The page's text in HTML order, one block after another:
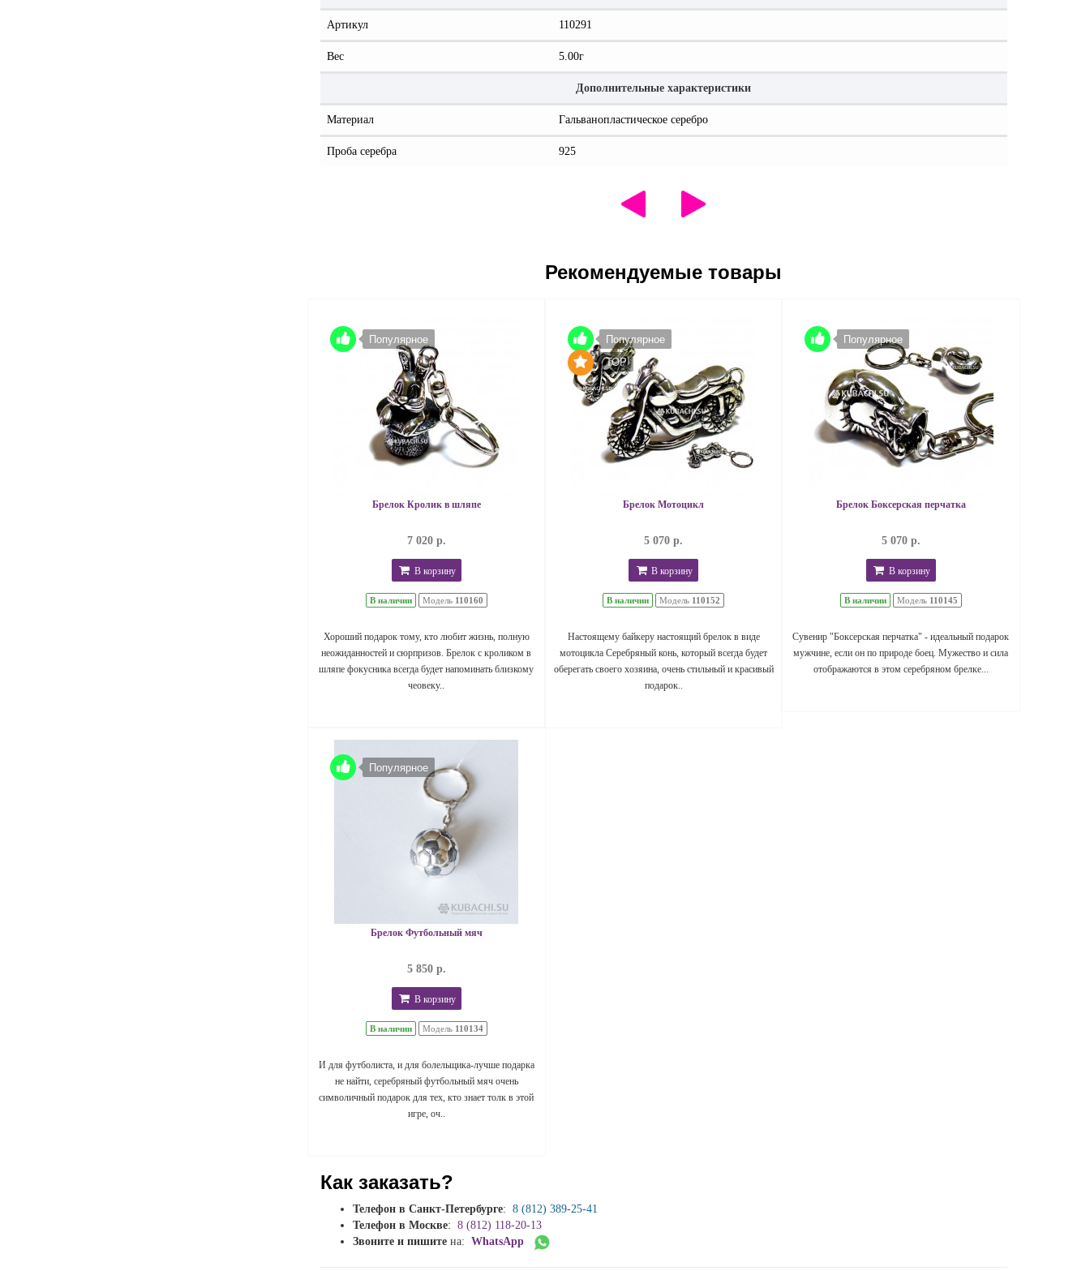
Артикул 110291
Вес 5.00г
Дополнительные характеристики
Материал Гальванопластическое серебро
Проба серебра 925
Рекомендуемые товары
Популярное
Брелок Кролик в шляпе
7 020 р.
В корзину
В наличии Модель 110160
Хороший подарок тому, кто любит жизнь, полную
неожиданностей и сюрпризов. Брелок с кроликом в
шляпе фокусника всегда будет напоминать близкому
чеовеку..
Популярное
TOP
Брелок Мотоцикл
5 070 р.
В корзину
В наличии Модель 110152
Настоящему байкеру настоящий брелок в виде
мотоцикла Серебряный конь, который всегда будет
оберегать своего хозяина, очень стильный и красивый
подарок..
Популярное
Брелок Боксерская перчатка
5 070 р.
В корзину
В наличии Модель 110145
Сувенир "Боксерская перчатка" - идеальный подарок
мужчине, если он по природе боец. Мужество и сила
отображаются в этом серебряном брелке...
Популярное
Брелок Футбольный мяч
5 850 р.
В корзину
В наличии Модель 110134
И для футболиста, и для болельщика-лучше подарка
не найти, серебряный футбольный мяч очень
символичный подарок для тех, кто знает толк в этой
игре, оч..
Как заказать?
Телефон в Санкт-Петербурге: 8 (812) 389-25-41
Телефон в Москве: 8 (812) 118-20-13
Звоните и пишитена: WhatsApp